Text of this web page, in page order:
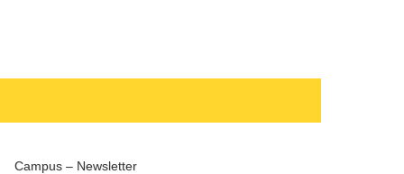
Campus – Newsletter